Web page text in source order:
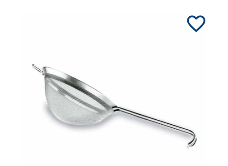
favorite_border